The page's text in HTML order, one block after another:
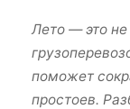
Лето — это не
поможет
простоев.